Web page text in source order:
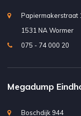
Papiermakerstraat
1531 NA Wormer
075 - 74 000 20
Megadump
Boschdijk 944